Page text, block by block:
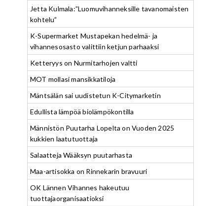
Jetta Kulmala:”Luomuvihanneksille tavanomaisten
kohtelu”
K-Supermarket Mustapekan hedelmä- ja
vihannesosasto valittiin ketjun parhaaksi
Ketteryys on Nurmitarhojen valtti
MOT mollasi mansikkatiloja
Mäntsälän sai uudistetun K-Citymarketin
Edullista lämpöä biolämpökontilla
Männistön Puutarha Lopelta on Vuoden 2025
kukkien laatutuottaja
Salaatteja Wääksyn puutarhasta
Maa-artisokka on Rinnekarin bravuuri
OK Lännen Vihannes hakeutuu
tuottajaorganisaatioksi